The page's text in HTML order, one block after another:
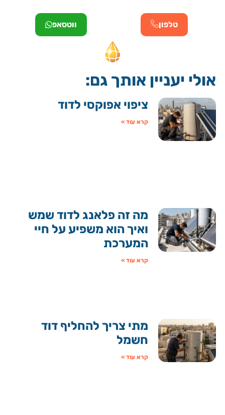
טלפון ווטסאפ
אולי יעניין אותך גם:
ציפוי אפוקסי לדוד
קרא עוד »
מה זה פלאנג לדוד שמש
ואיך הוא משפיע על חיי
המערכת
קרא עוד »
מתי צריך להחליף דוד
חשמל
קרא עוד »